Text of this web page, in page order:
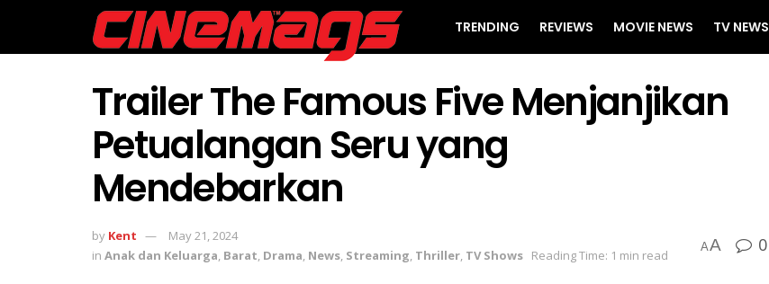
TRENDING REVIEWS MOVIE NEWS TV NEWS
Trailer The Famous Five Menjanjikan
Petualangan Seru yang
Mendebarkan
by Kent
May 21, 2024
in Anak dan Keluarga, Barat, Drama, News, Streaming, Thriller, TV Shows Reading Time: 1 min read
AA 0